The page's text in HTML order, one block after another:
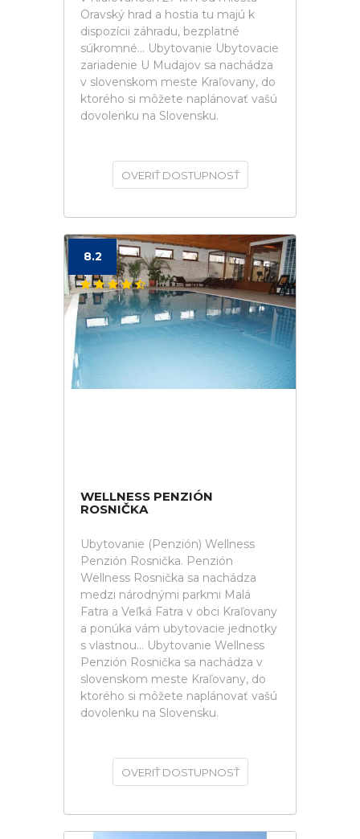
Oravský hrad a hostia tu majú k
dispozícii záhradu, bezplatné
súkromné... Ubytovanie Ubytovacie
zariadenie U Mudajov sa nachádza
v slovenskom meste Kraľovany, do
ktorého si môžete naplánovať vašú
dovolenku na Slovensku.
OVERIŤ DOSTUPNOSŤ
8.2
WELLNESS PENZIÓN
ROSNIČKA
Ubytovanie (Penzión) Wellness
Penzión Rosnička. Penzión
Wellness Rosnička sa nachádza
medzi národnými parkmi Malá
Fatra a Veľká Fatra v obci Kraľovany
a ponúka vám ubytovacie jednotky
s vlastnou... Ubytovanie Wellness
Penzión Rosnička sa nachádza v
slovenskom meste Kraľovany, do
ktorého si môžete naplánovať vašú
dovolenku na Slovensku.
OVERIŤ DOSTUPNOSŤ